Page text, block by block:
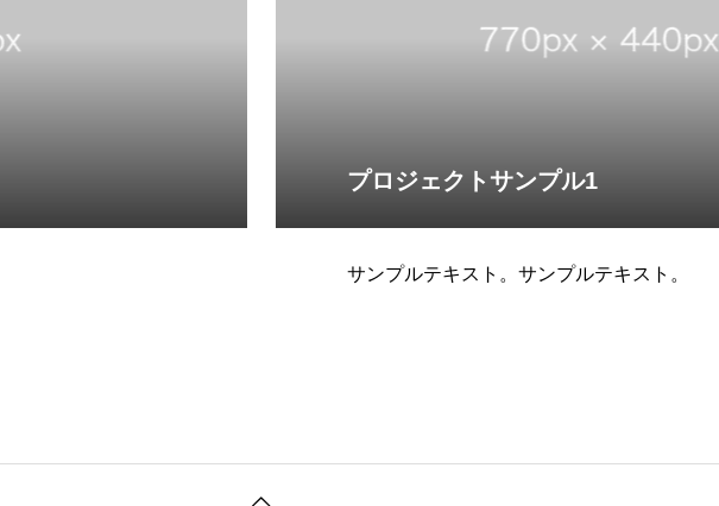
プロジェクトサンプル1
サンプルテキスト。サンプルテキスト。